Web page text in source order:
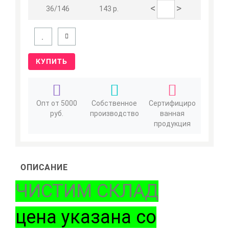
36/146 143 р. < >
КУПИТЬ
Опт от 5000
руб.
Собственное
производство
Сертифициро
ванная
продукция
ОПИСАНИЕ
ЧИСТИМ СКЛАД
цена указана со